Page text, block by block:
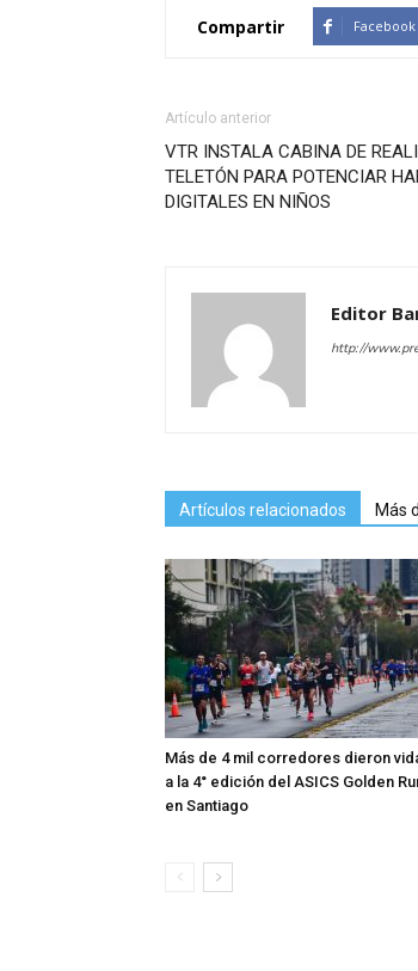
Compartir Facebook
Artículo anterior
VTR INSTALA CABINA DE
TELETÓN PARA POTENCIAR
DIGITALES EN NIÑOS
Editor
http://
Artículos relacionados Más
Más de 4 mil corredores dieron
a la 4° edición del ASICS Golden
en Santiago